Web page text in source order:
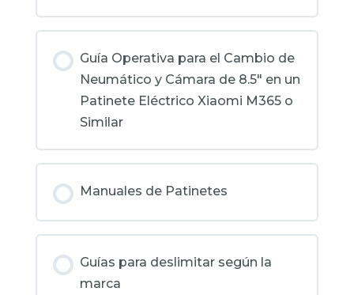
CÓDIGOS DE ERROR PATINETES
ELÉCTRICOS ZWHEEL T4, T4 DUO,
ZCOUGAR, ZRINO, ZRINO DUO
CODIGOS ERROR PATINETES
NINEBOT – SEGWAY
SpeedWay V3.0
2. Códigos de Error del SmartGyro
Marcas de patinetes sin recambios
Recomendaciones
Guía Operativa para el Cambio de
Neumático y Cámara de 8.5″ en un
Patinete Eléctrico Xiaomi M365 o
Similar
Manuales de Patinetes
Guías para deslimitar según la
marca